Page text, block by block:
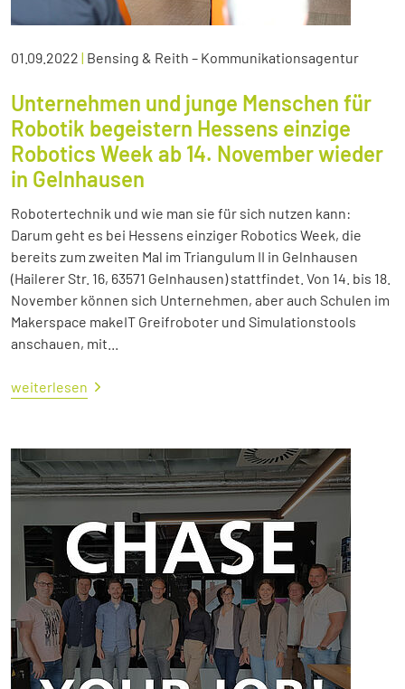
01.09.2022 | Bensing & Reith – Kommunikationsagentur
Unternehmen und junge Menschen für
Robotik begeistern Hessens einzige
Robotics Week ab 14. November wieder
in Gelnhausen
Robotertechnik und wie man sie für sich nutzen kann:
Darum geht es bei Hessens einziger Robotics Week, die
bereits zum zweiten Mal im Triangulum II in Gelnhausen
(Hailerer Str. 16, 63571 Gelnhausen) stattfindet. Von 14. bis 18.
November können sich Unternehmen, aber auch Schulen im
Makerspace makeIT Greifroboter und Simulationstools
anschauen, mit...
weiterlesen